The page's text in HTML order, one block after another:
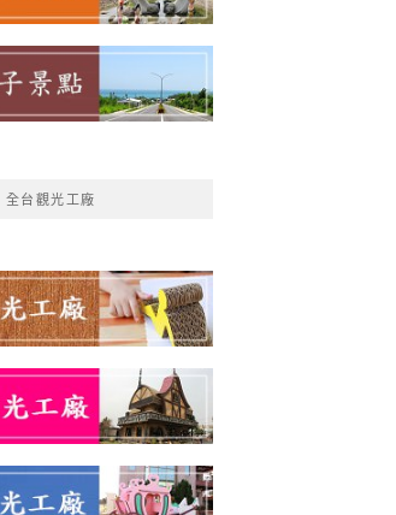
全台觀光工廠